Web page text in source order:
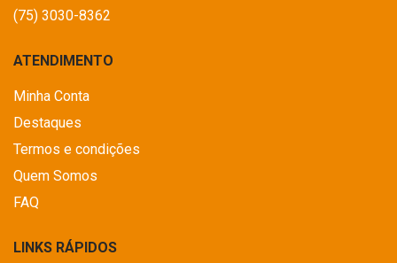
(75) 3030-8362
ATENDIMENTO
Minha Conta
Destaques
Termos e condições
Quem Somos
FAQ
LINKS RÁPIDOS